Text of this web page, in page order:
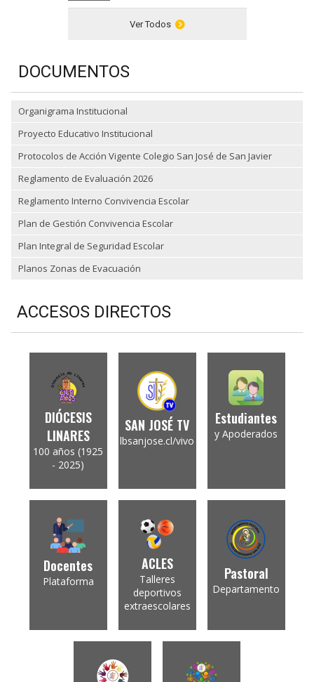
Ver Todos
DOCUMENTOS
Organigrama Institucional
Proyecto Educativo Institucional
Protocolos de Acción Vigente Colegio San José de San Javier
Reglamento de Evaluación 2026
Reglamento Interno Convivencia Escolar
Plan de Gestión Convivencia Escolar
Plan Integral de Seguridad Escolar
Planos Zonas de Evacuación
ACCESOS DIRECTOS
DIÓCESIS
LINARES
100 años (1925
- 2025)
SAN JOSÉ TV
lbsanjose.cl/vivo
Estudiantes
y Apoderados
Docentes
Plataforma
ACLES
Talleres
deportivos
extraescolares
Pastoral
Departamento